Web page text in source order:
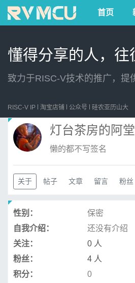
首页
懂得分享的人，往
致力于RISC-V技术的推广，提
RISC-V IP 淘宝店铺 公众号 硅农亚历山大
灯台茶房的阿堂
懒的都不写签名
关于 帖子 文章 留言 粉丝
性别：
保密
自我介绍：
还没有介绍
关注：
0 人
粉丝：
4 人
积分：
0